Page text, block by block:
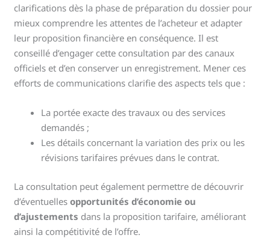
clarifications dès la phase de préparation du dossier pour
mieux comprendre les attentes de l’acheteur et adapter
leur proposition financière en conséquence. Il est
conseillé d’engager cette consultation par des canaux
officiels et d’en conserver un enregistrement. Mener ces
efforts de communications clarifie des aspects tels que :
La portée exacte des travaux ou des services
demandés ;
Les détails concernant la variation des prix ou les
révisions tarifaires prévues dans le contrat.
La consultation peut également permettre de découvrir
d’éventuellesopportunités d’économie ou
d’ajustements dans la proposition tarifaire, améliorant
ainsi la compétitivité de l’offre.